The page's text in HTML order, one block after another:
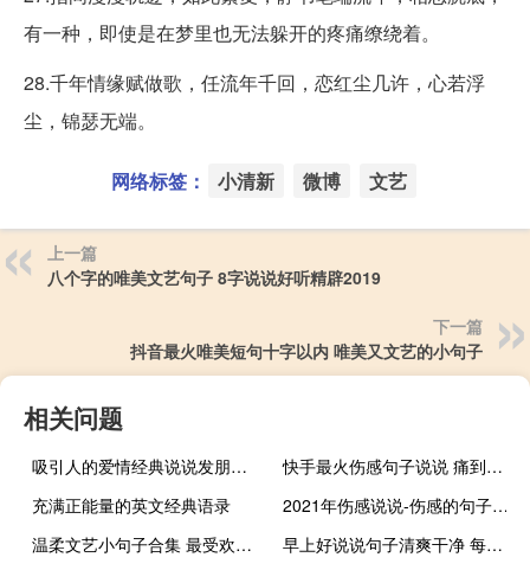
有一种，即使是在梦里也无法躲开的疼痛缭绕着。
28.千年情缘赋做歌，任流年千回，恋红尘几许，心若浮
尘，锦瑟无端。
网络标签： 小清新 微博 文艺
上一篇
八个字的唯美文艺句子 8字说说好听精辟2019
下一篇
抖音最火唯美短句十字以内 唯美又文艺的小句子
相关问题
吸引人的爱情经典说说发朋友圈 爱情真理说说心情句子
快手最火伤感句子说说 痛到心碎的句子
充满正能量的英文经典语录
2021年伤感说说-伤感的句子说说心情：热水再热时间长了也不过是一杯凉水而已
温柔文艺小句子合集 最受欢迎的朋友圈温柔文案
早上好说说句子清爽干净 每日一句早安心语励志